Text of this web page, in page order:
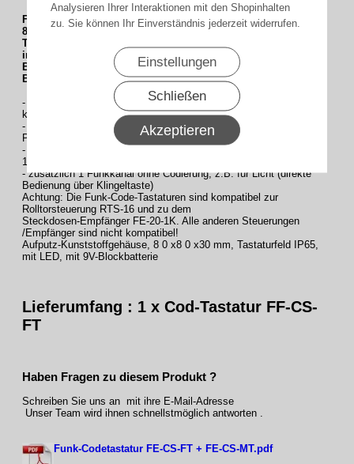
Analysieren Ihrer Interaktionen mit den Shopinhalten
zu. Sie können Ihr Einverständnis jederzeit widerrufen.
Einstellungen
Schließen
Akzeptieren
Funk-Code-Tastatur 3-Kanal: KeeLoq-System (Hopping-Code),
868,30 MHz.,
Tastaturfeld aus Folie, IP 65
im Aufputz-Kunststoffgehäuse, mit Batterie
Betriebsspannung: 9V
Blockbatterie
- bis zu 3 verschiedene Passiercodes einlernbar (2 bis 6 Ziffern
können festgelegt werden)
- Steuerung von 1 Funkempfänger / Torantrieb mit bis zu 3 versch.
Passiercodes, oder
- Steuerung von max. 3 Funkempfängern / Torantrieben mit jeweils
1 Passiercode
- zusätzlich 1 Funkkanal ohne Codierung, z.B. für Licht (direkte
Bedienung über Klingeltaste)
Achtung: Die Funk-Code-Tastaturen sind kompatibel zur
Rolltorsteuerung RTS-16 und zu dem
Steckdosen-Empfänger FE-20-1K. Alle anderen Steuerungen
/Empfänger sind nicht kompatibel!
Aufputz-Kunststoffgehäuse, 8 0 x8 0 x30 mm, Tastaturfeld IP65,
mit LED, mit 9V-Blockbatterie
Lieferumfang : 1 x Cod-Tastatur FF-CS-
FT
Haben Fragen zu diesem Produkt ?
Schreiben Sie uns an mit ihre E-Mail-Adresse
Unser Team wird ihnen schnellstmöglich antworten .
Funk-Codetastatur FE-CS-FT + FE-CS-MT.pdf